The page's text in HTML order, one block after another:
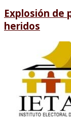
Explosión de
heridos